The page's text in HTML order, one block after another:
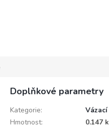
Doplňkové parametry
Kategorie:
Hmotnost:
0.147